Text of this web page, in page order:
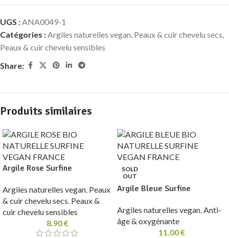
UGS :ANA0049-1
Catégories :Argiles naturelles vegan, Peaux & cuir chevelu secs,
Peaux & cuir chevelu sensibles
Share:
Produits similaires
Argile Rose Surfine
Argiles naturelles vegan, Peaux
& cuir chevelu secs, Peaux &
cuir chevelu sensibles
8.90€
SOLD
OUT
Argile Bleue Surfine
Argiles naturelles vegan,Anti-
âge & oxygénante
11.00€